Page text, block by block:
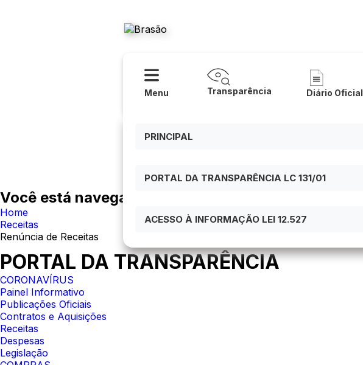
Menu Transparência Diário Oficial
PRINCIPAL
PORTAL DA TRANSPARÊNCIA LC 131/01
ACESSO À INFORMAÇÃO LEI 12.527
Você está navegando em:
Home
Receitas
Renúncia de Receitas
PORTAL DA TRANSPARÊNCIA
CORONAVÍRUS
Painel Informativo
Publicações Oficiais
Contratos e Aquisições
Receitas
Despesas
Legislação